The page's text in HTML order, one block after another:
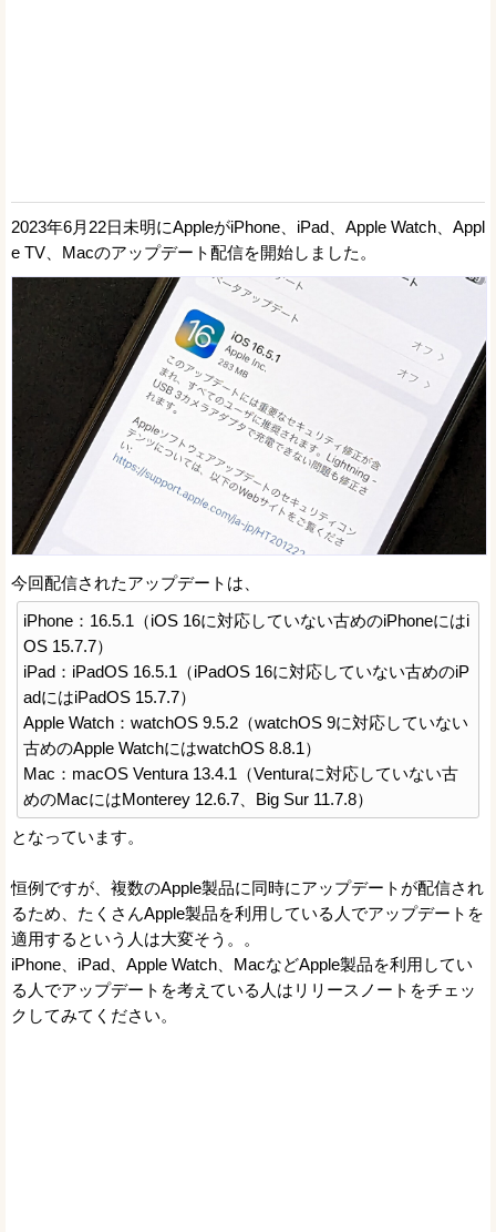
2023年6月22日未明にAppleがiPhone、iPad、Apple Watch、Appl
e TV、Macのアップデート配信を開始しました。
今回配信されたアップデートは、
iPhone：16.5.1（iOS 16に対応していない古めのiPhoneにはi
OS 15.7.7）
iPad：iPadOS 16.5.1（iPadOS 16に対応していない古めのiP
adにはiPadOS 15.7.7）
Apple Watch：watchOS 9.5.2（watchOS 9に対応していない
古めのApple WatchにはwatchOS 8.8.1）
Mac：macOS Ventura 13.4.1（Venturaに対応していない古
めのMacにはMonterey 12.6.7、Big Sur 11.7.8）
となっています。
恒例ですが、複数のApple製品に同時にアップデートが配信され
るため、たくさんApple製品を利用している人でアップデートを
適用するという人は大変そう。。
iPhone、iPad、Apple Watch、MacなどApple製品を利用してい
る人でアップデートを考えている人はリリースノートをチェッ
クしてみてください。